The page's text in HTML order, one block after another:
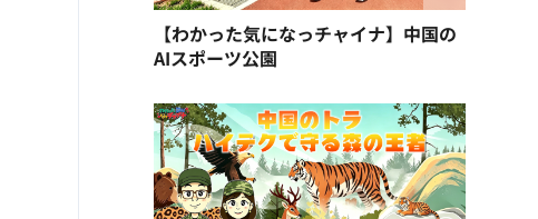
【わかった気になっチャイナ】中国の
AIスポーツ公園